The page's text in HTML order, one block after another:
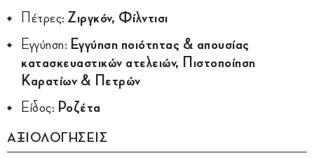
Πέτρες: Ζιργκόν, Φίλντισι
Εγγύηση: Εγγύηση ποιότητας & απουσίας
κατασκευαστικών ατελειών, Πιστοποίηση
Καρατίων & Πετρών
Είδος: Ροζέτα
ΑΞΙΟΛΟΓΗΣΕΙΣ